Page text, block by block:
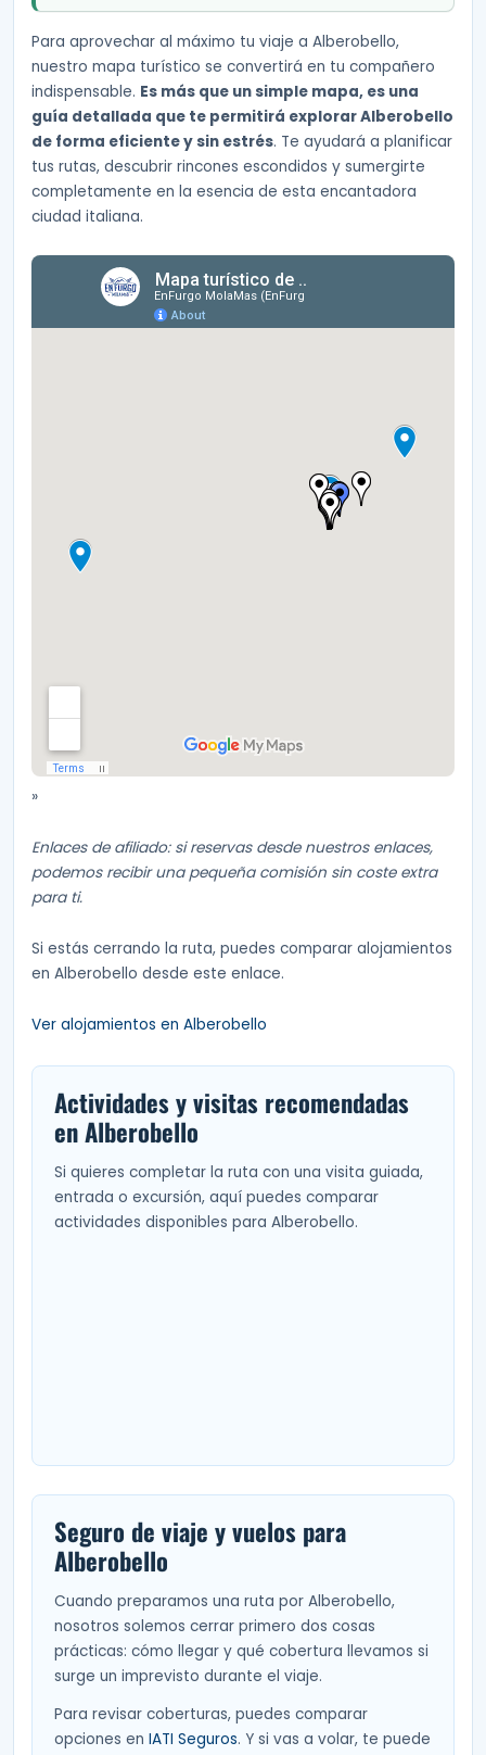
Para aprovechar al máximo tu viaje a Alberobello,
nuestro mapa turístico se convertirá en tu compañero
indispensable. Es más que un simple mapa, es una
guía detallada que te permitirá explorar Alberobello
de forma eficiente y sin estrés. Te ayudará a planificar
tus rutas, descubrir rincones escondidos y sumergirte
completamente en la esencia de esta encantadora
ciudad italiana.
»
Enlaces de afiliado: si reservas desde nuestros enlaces,
podemos recibir una pequeña comisión sin coste extra
para ti.
Si estás cerrando la ruta, puedes comparar alojamientos
en Alberobello desde este enlace.
Ver alojamientos en Alberobello
Actividades y visitas recomendadas
en Alberobello
Si quieres completar la ruta con una visita guiada,
entrada o excursión, aquí puedes comparar
actividades disponibles para Alberobello.
Seguro de viaje y vuelos para
Alberobello
Cuando preparamos una ruta por Alberobello,
nosotros solemos cerrar primero dos cosas
prácticas: cómo llegar y qué cobertura llevamos si
surge un imprevisto durante el viaje.
Para revisar coberturas, puedes comparar
opciones en IATI Seguros. Y si vas a volar, te puede